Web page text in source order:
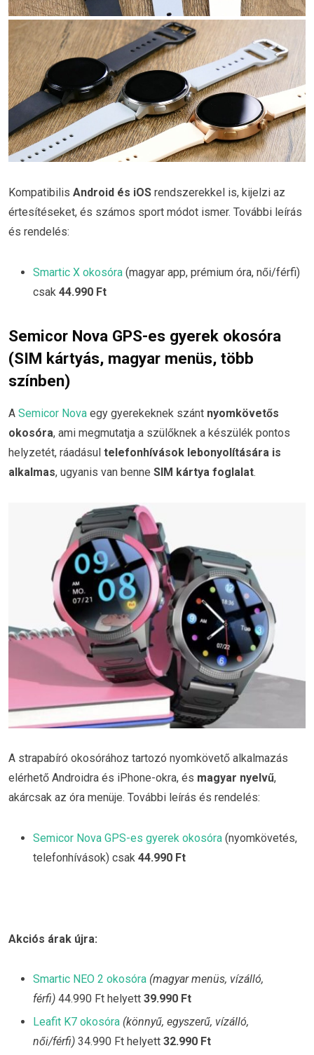
Kompatibilis Android és iOS rendszerekkel is, kijelzi az
értesítéseket, és számos sport módot ismer. További leírás
és rendelés:
Smartic X okosóra (magyar app, prémium óra, női/férfi)
csak 44.990 Ft
Semicor Nova GPS-es gyerek okosóra
(SIM kártyás, magyar menüs, több
színben)
A Semicor Nova egy gyerekeknek szánt nyomkövetős
okosóra, ami megmutatja a szülőknek a készülék pontos
helyzetét, ráadásul telefonhívások lebonyolítására is
alkalmas, ugyanis van benne SIM kártya foglalat.
A strapabíró okosórához tartozó nyomkövető alkalmazás
elérhető Androidra és iPhone-okra, és magyar nyelvű,
akárcsak az óra menüje. További leírás és rendelés:
Semicor Nova GPS-es gyerek okosóra (nyomkövetés,
telefonhívások) csak 44.990 Ft
Akciós árak újra:
Smartic NEO 2 okosóra (magyar menüs, vízálló,
férfi) 44.990 Ft helyett 39.990 Ft
Leafit K7 okosóra (könnyű, egyszerű, vízálló,
női/férfi) 34.990 Ft helyett 32.990 Ft